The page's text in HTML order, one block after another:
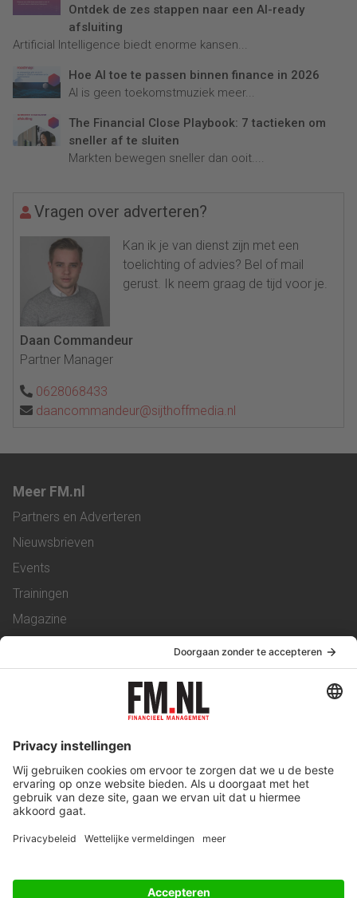
Ontdek de zes stappen naar een AI-ready
afsluiting
Artificial Intelligence biedt enorme kansen...
Hoe AI toe te passen binnen finance in 2026
AI is geen toekomstmuziek meer...
The Financial Close Playbook: 7 tactieken om
sneller af te sluiten
Markten bewegen sneller dan ooit....
Vragen over adverteren?
Kan ik je van dienst zijn met een
toelichting of advies? Bel of mail
gerust. Ik neem graag de tijd voor je.
Daan Commandeur
Partner Manager
0628068433
daancommandeur@sijthoffmedia.nl
Meer FM.nl
Partners en Adverteren
Nieuwsbrieven
Events
Trainingen
Magazine
Service & Contact
Werken bij ons
Privacy Statement
Algemene Voorwaarden